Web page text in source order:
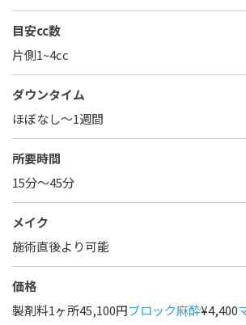
目安cc数
片側1~4cc
ダウンタイム
ほぼなし〜1週間
所要時間
15分～45分
メイク
施術直後より可能
価格
製剤料1ヶ所45,100円ブロック麻酔¥4,400